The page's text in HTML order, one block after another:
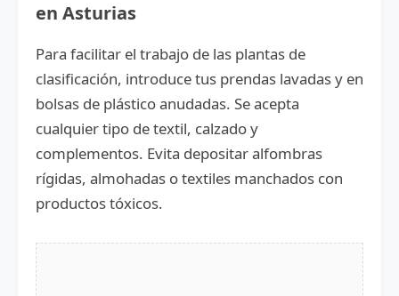
en Asturias
Para facilitar el trabajo de las plantas de
clasificación, introduce tus prendas lavadas y en
bolsas de plástico anudadas. Se acepta
cualquier tipo de textil, calzado y
complementos. Evita depositar alfombras
rígidas, almohadas o textiles manchados con
productos tóxicos.